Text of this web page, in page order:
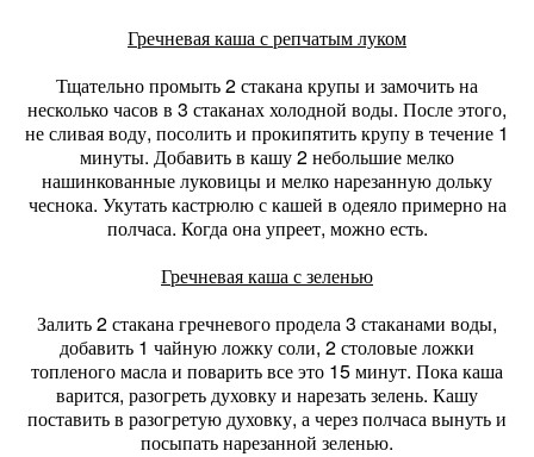
Гречневая каша с репчатым луком
Тщательно промыть 2 стакана крупы и замочить на
несколько часов в 3 стаканах холодной воды. После этого,
не сливая воду, посолить и прокипятить крупу в течение 1
минуты. Добавить в кашу 2 небольшие мелко
нашинкованные луковицы и мелко нарезанную дольку
чеснока. Укутать кастрюлю с кашей в одеяло примерно на
полчаса. Когда она упреет, можно есть.
Гречневая каша с зеленью
Залить 2 стакана гречневого продела 3 стаканами воды,
добавить 1 чайную ложку соли, 2 столовые ложки
топленого масла и поварить все это 15 минут. Пока каша
варится, разогреть духовку и нарезать зелень. Кашу
поставить в разогретую духовку, а через полчаса вынуть и
посыпать нарезанной зеленью.